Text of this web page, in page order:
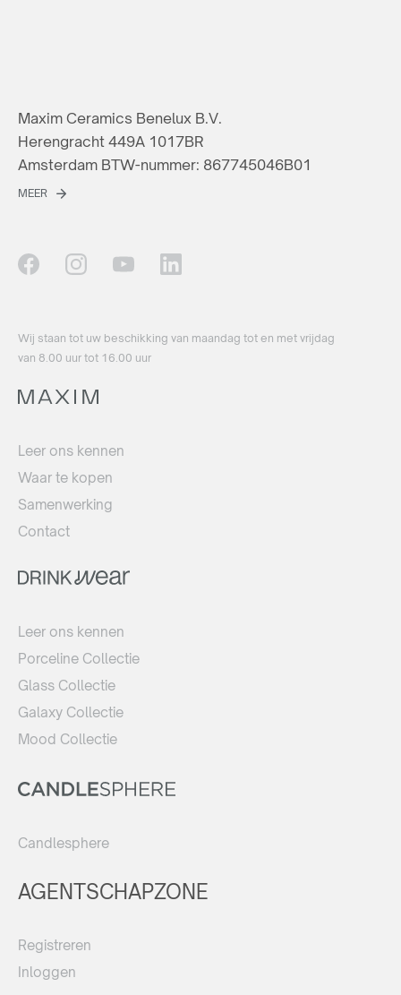
Maxim Ceramics Benelux B.V.
Herengracht 449A 1017BR
Amsterdam BTW-nummer: 867745046B01
MEER
Wij staan ​​tot uw beschikking van maandag tot en met vrijdag
van 8.00 uur tot 16.00 uur
Leer ons kennen
Waar te kopen
Samenwerking
Contact
Leer ons kennen
Porceline Collectie
Glass Collectie
Galaxy Collectie
Mood Collectie
Candlesphere
AGENTSCHAPZONE
Registreren
Inloggen